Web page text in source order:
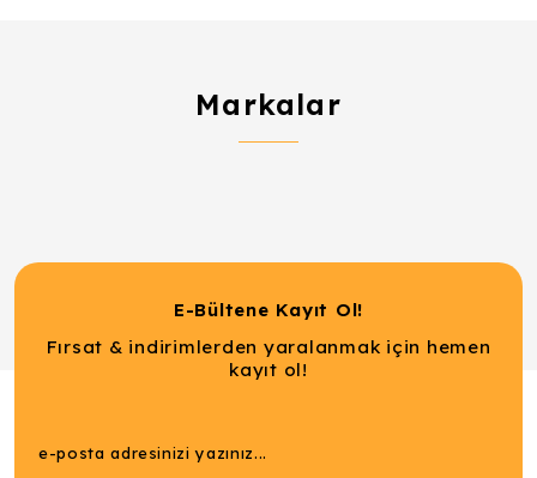
Markalar
E-Bültene Kayıt Ol!
Fırsat & indirimlerden yaralanmak için hemen
kayıt ol!